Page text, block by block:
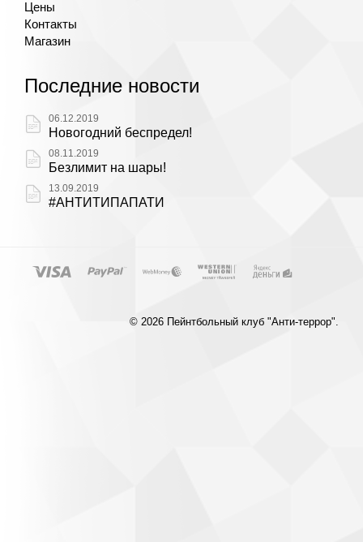
Цены
Контакты
Магазин
Последние новости
06.12.2019
Новогодний беспредел!
08.11.2019
Безлимит на шары!
13.09.2019
#АНТИТИПАПАТИ
© 2026 Пейнтбольный клуб "Анти-террор".